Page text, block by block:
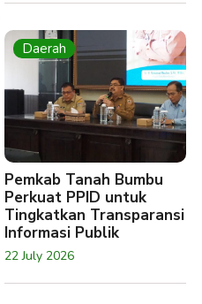
Daerah
Pemkab Tanah Bumbu
Perkuat PPID untuk
Tingkatkan Transparansi
Informasi Publik
22 July 2026